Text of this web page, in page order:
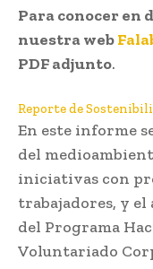
Para conocer en
nuestra web
PDF adjunto.
Reporte de
En este informe
del
iniciativas con
trabajadores, y el
del Programa
Voluntariado